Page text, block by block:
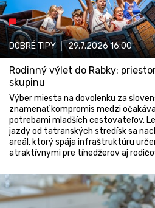
DOBRÉ TIPY 29.7.202616:00
Rodinný výlet do Rabky:
skupinu
Výber miesta na dovolenku za
znamenať kompromis medzi
potrebami mladších cestovateľov.
jazdy od tatranských stredísk sa
areál, ktorý spája infraštruktúru
atraktívnymi pre tínedžerov aj